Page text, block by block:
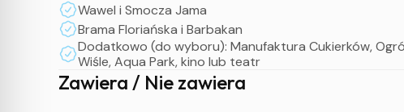
Wawel i Smocza Jama
Brama Floriańska i Barbakan
Dodatkowo (do wyboru): Manufaktura Cukierków,
Wiśle, Aqua Park, kino lub teatr
Zawiera / Nie zawiera